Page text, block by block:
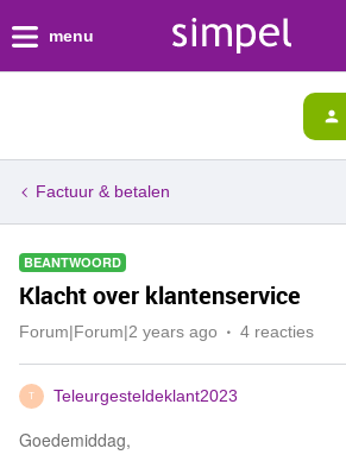
menu
Factuur & betalen
BEANTWOORD
Klacht over klantenservice
Forum|Forum|2 years ago 4 reacties
T Teleurgesteldeklant2023
Goedemiddag,